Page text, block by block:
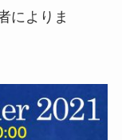
によりま